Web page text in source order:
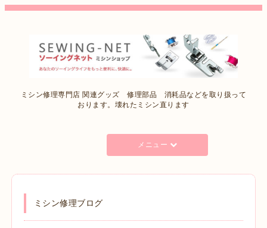
ミシン修理専門店 関連グッズ 修理部品 消耗品などを取り扱って
おります。壊れたミシン直ります
メニュー
ミシン修理ブログ